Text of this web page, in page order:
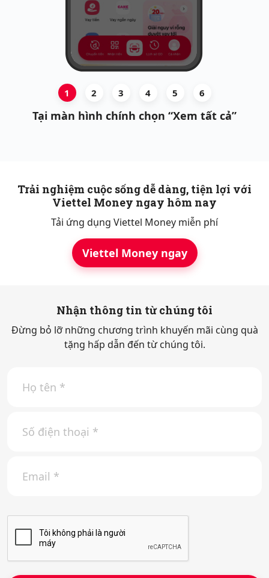
1
Tại màn hình chính chọn “Xem tất cả”
2 3 4 5 6
Trải nghiệm cuộc sống dễ dàng, tiện lợi với
Viettel Money ngay hôm nay
Tải ứng dụng Viettel Money miễn phí
Viettel Money ngay
Nhận thông tin từ chúng tôi
Đừng bỏ lỡ những chương trình khuyến mãi cùng quà
tặng hấp dẫn đến từ chúng tôi.
*